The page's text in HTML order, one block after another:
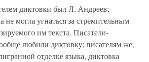
диктовки был Л. Андреев;
могла угнаться за стремительным
им текста. Писатели-
любили диктовку; писателям же,
отделке языка, диктовка